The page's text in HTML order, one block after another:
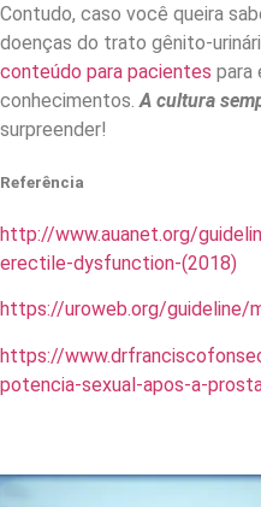
Contudo, caso você queira
doenças do trato gênito-
conteúdo para pacientes para
conhecimentos. A cultura
surpreender!
Referência
http://www.auanet.org/
erectile-dysfunction-(2018)
https://uroweb.org/guideline/
https://
potencia-sexual-apos-a-